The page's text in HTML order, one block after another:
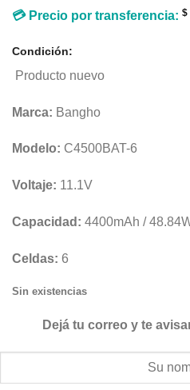
💳 Precio por transferencia: $
Condición:
Producto nuevo
Marca: Bangho
Modelo: C4500BAT-6
Voltaje: 11.1V
Capacidad: 4400mAh /
Celdas: 6
Sin existencias
Dejá tu correo y te